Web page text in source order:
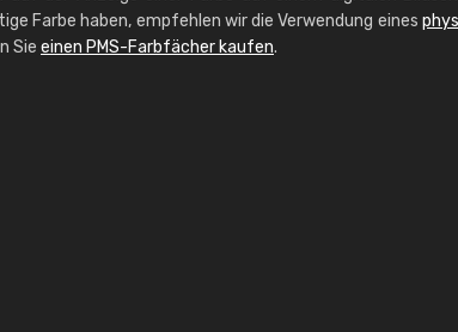
Farbe haben, empfehlen wir die Verwendung eines
Sie einen PMS-Farbfächer kaufen.